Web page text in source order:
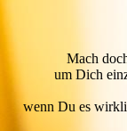
Mach
um Dich
wenn Du es